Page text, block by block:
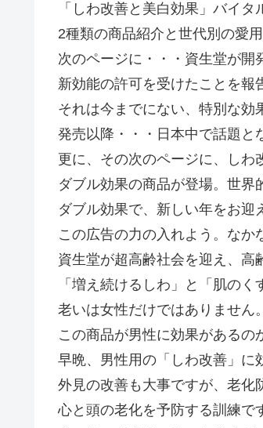
「しわ改善と美白効果」バイ
2種類の商品紹介と世代別の愛
次のページに・・・資生堂が開
新効能の許可を受けたことを報
それは今までにない、特別な効
発売以降・・・日本中で話題と
更に、その次のページに、しわ
ダブル効果の商品が登場。世
ダブル効果で、新しい年をお迎
この広告の力の入れよう。なか
資生堂が超高齢社会を迎え、高
「増え続けるしわ」と「肌の
老いは女性だけではありません
この商品が男性に効果があるの
早晩、男性用の「しわ改善」に
外見の改善も大事ですが、老化
心と頭の老化を予防する訓練で